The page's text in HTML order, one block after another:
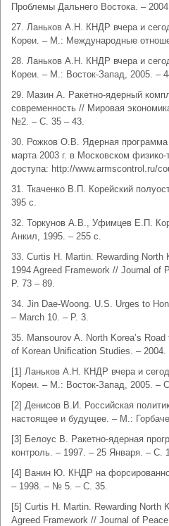
Проблемы Дальнего Востока. –
27. Ланьков А.Н. КНДР вчера и
Кореи. – М.: Международные
28. Ланьков А.Н. КНДР вчера и
Кореи. – М.: Восток-Запад, 2005. –
29. Мазин А. Ракетно-ядерный
современность // Мировая
№2. – С. 35 – 43.
30. Рожков О.В. Ядерная
марта 2003 г. в Московском
доступа: http://www.armscontrol.ru/
31. Ткаченко В.П. Корейский
395 с.
32. Торкунов А.В., Уфимцев Е.П.
Анкил, 1995. – 255 с.
33. Curtis H. Martin. Rewarding
1994 Agreed Framework // Journal
Р. 73 – 89.
34. Jin Dae-Woong. U.S. Urges to
– March 10. – Р. 3.
35. Mansourov A. North Korea’s
of Korean Unification Studies. –
[1] Ланьков А.Н. КНДР вчера и
Кореи. – М.: Восток-Запад, 2005. –
[2] Денисов В.И. Российская
настоящее и будущее. – М.:
[3] Белоус В. Ракетно-ядерная
контроль. – 1997. – 25 Января. – С.
[4] Ванин Ю. КНДР на
– 1998. – № 5. – С. 35.
[5] Curtis H. Martin. Rewarding North
Agreed Framework // Journal of